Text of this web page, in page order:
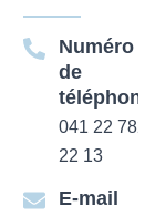
Numéro
de
téléphone
041 22 782
22 13
E-mail